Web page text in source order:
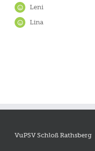
Leni
Lina
VuPSV Schloß Rathsberg